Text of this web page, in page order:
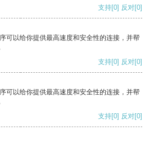
支持[0] 反对[0]
可以给你提供最高速度和安全性的连接，并帮
支持[0] 反对[0]
可以给你提供最高速度和安全性的连接，并帮
支持[0] 反对[0]